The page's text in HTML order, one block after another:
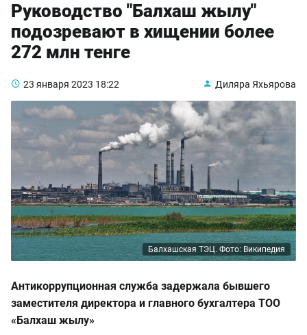
Руководство "Балхаш жылу"
подозревают в хищении более
272 млн тенге
23 января 2023 18:22 Диляра Яхьярова
Балхашская ТЭЦ. Фото: Википедия
Антикоррупционная служба задержала бывшего
заместителя директора и главного бухгалтера ТОО
«Балхаш жылу»